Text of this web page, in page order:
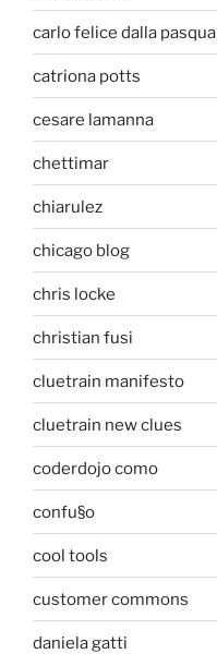
carlo felice dalla pasqua
catriona potts
cesare lamanna
chettimar
chiarulez
chicago blog
chris locke
christian fusi
cluetrain manifesto
cluetrain new clues
coderdojo como
confu§o
cool tools
customer commons
daniela gatti